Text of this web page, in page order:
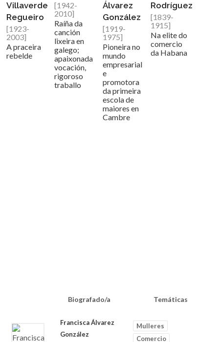
Villaverde
Regueiro
[1923-
2003]
A praceira
rebelde
[1942-
2010]
Raíña da
canción
lixeira en
galego;
apaixonada
vocación,
rigoroso
traballo
Álvarez
González
[1919-
1975]
Pioneira no
mundo
empresarial
e
promotora
da primeira
escola de
maiores en
Cambre
Rodríguez
[1839-
1915]
Na elite do
comercio
da Habana
Biografado/a Temáticas
Francisca Álvarez
González
Mulleres
Comercio